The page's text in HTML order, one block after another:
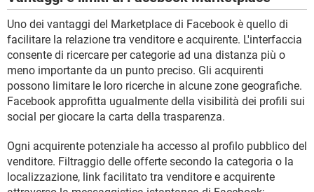
Uno dei vantaggi del Marketplace di Facebook è quello di
facilitare la relazione tra venditore e acquirente. L'interfaccia
consente di ricercare per categorie ad una distanza più o
meno importante da un punto preciso. Gli acquirenti
possono limitare le loro ricerche in alcune zone geografiche.
Facebook approfitta ugualmente della visibilità dei profili sui
social per giocare la carta della trasparenza.
Ogni acquirente potenziale ha accesso al profilo pubblico del
venditore. Filtraggio delle offerte secondo la categoria o la
localizzazione, link facilitato tra venditore e acquirente